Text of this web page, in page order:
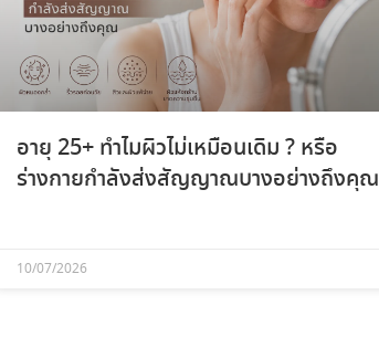
อายุ 25+ ทำไมผิวไม่เหมือนเดิม ? หรือ
ร่างกายกำลังส่งสัญญาณบางอย่างถึงคุณ
10/07/2026